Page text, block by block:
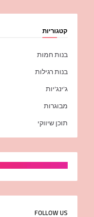
קטגוריות
בנות חמות
בנות רגילות
ג'ינג'יות
מבוגרות
תוכן שיווקי
FOLLOW US